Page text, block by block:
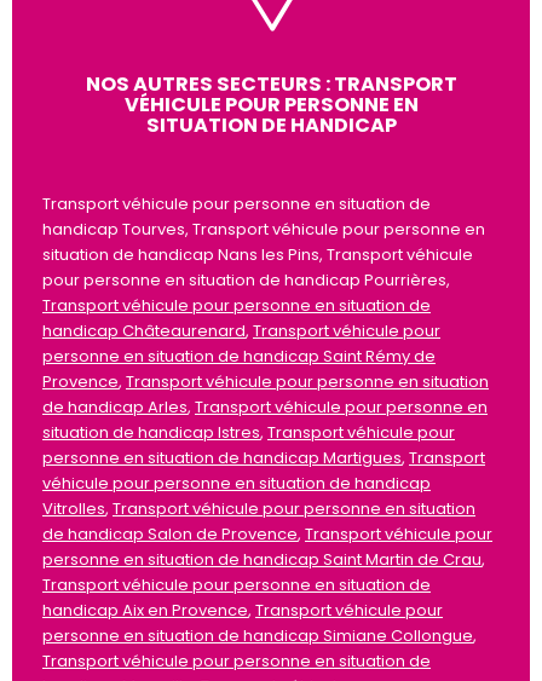
NOS AUTRES SECTEURS : TRANSPORT
VÉHICULE POUR PERSONNE EN
SITUATION DE HANDICAP
Transport véhicule pour personne en situation de
handicap Tourves, Transport véhicule pour personne en
situation de handicap Nans les Pins, Transport véhicule
pour personne en situation de handicap Pourrières,
Transport véhicule pour personne en situation de
handicap Châteaurenard, Transport véhicule pour
personne en situation de handicap Saint Rémy de
Provence, Transport véhicule pour personne en situation
de handicap Arles, Transport véhicule pour personne en
situation de handicap Istres, Transport véhicule pour
personne en situation de handicap Martigues, Transport
véhicule pour personne en situation de handicap
Vitrolles, Transport véhicule pour personne en situation
de handicap Salon de Provence, Transport véhicule pour
personne en situation de handicap Saint Martin de Crau,
Transport véhicule pour personne en situation de
handicap Aix en Provence, Transport véhicule pour
personne en situation de handicap Simiane Collongue,
Transport véhicule pour personne en situation de